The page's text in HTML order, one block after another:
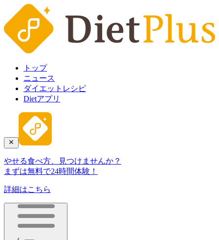
トップ
ニュース
ダイエットレシピ
Dietアプリ
やせる食べ方、見つけませんか？
まずは無料で24時間体験！
詳細はこちら